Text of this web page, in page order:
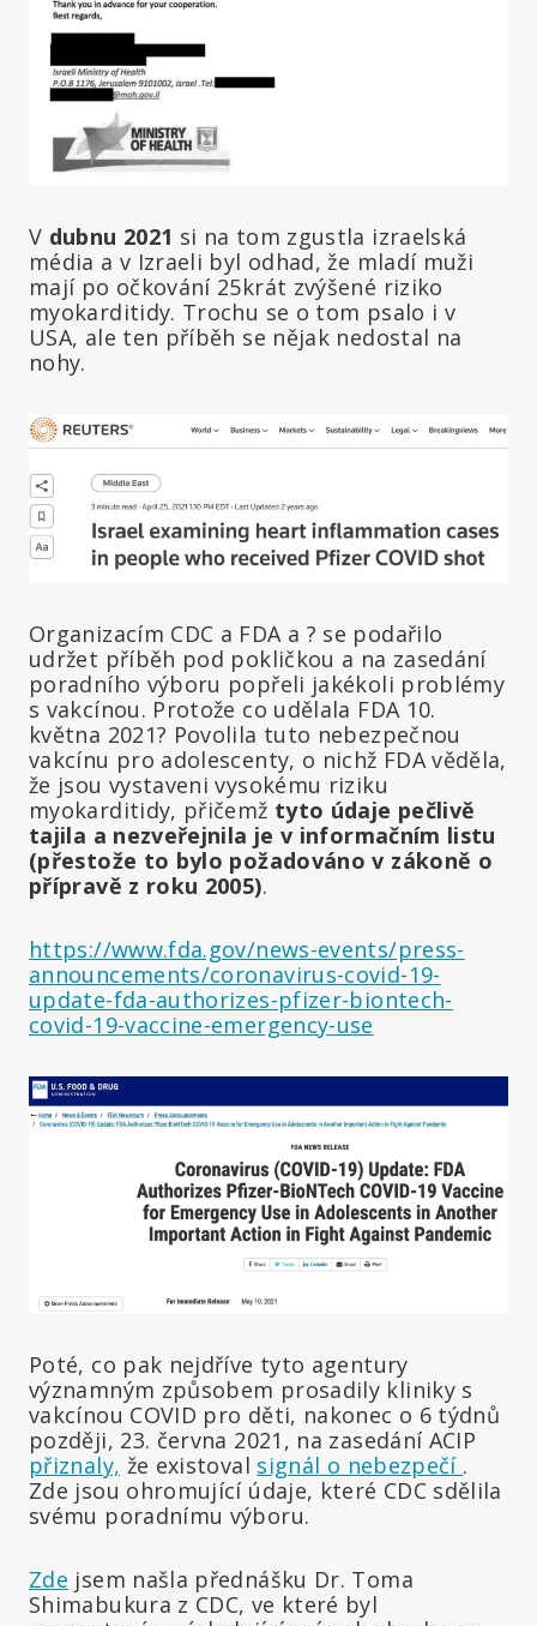
V dubnu 2021 si na tom zgustla izraelská
média a v Izraeli byl odhad, že mladí muži
mají po očkování 25krát zvýšené riziko
myokarditidy. Trochu se o tom psalo i v
USA, ale ten příběh se nějak nedostal na
nohy.
Organizacím CDC a FDA a ? se podařilo
udržet příběh pod pokličkou a na zasedání
poradního výboru popřeli jakékoli problémy
s vakcínou. Protože co udělala FDA 10.
května 2021? Povolila tuto nebezpečnou
vakcínu pro adolescenty, o nichž FDA věděla,
že jsou vystaveni vysokému riziku
myokarditidy, přičemž tyto údaje pečlivě
tajila a nezveřejnila je v informačním listu
(přestože to bylo požadováno v zákoně o
přípravě z roku 2005).
https://www.fda.gov/news-events/press-
announcements/coronavirus-covid-19-
update-fda-authorizes-pfizer-biontech-
covid-19-vaccine-emergency-use
Poté, co pak nejdříve tyto agentury
významným způsobem prosadily kliniky s
vakcínou COVID pro děti, nakonec o 6 týdnů
později, 23. června 2021, na zasedání ACIP
přiznaly, že existoval signál o nebezpečí .
Zde jsou ohromující údaje, které CDC sdělila
svému poradnímu výboru.
Zde jsem našla přednášku Dr. Toma
Shimabukura z CDC, ve které byl